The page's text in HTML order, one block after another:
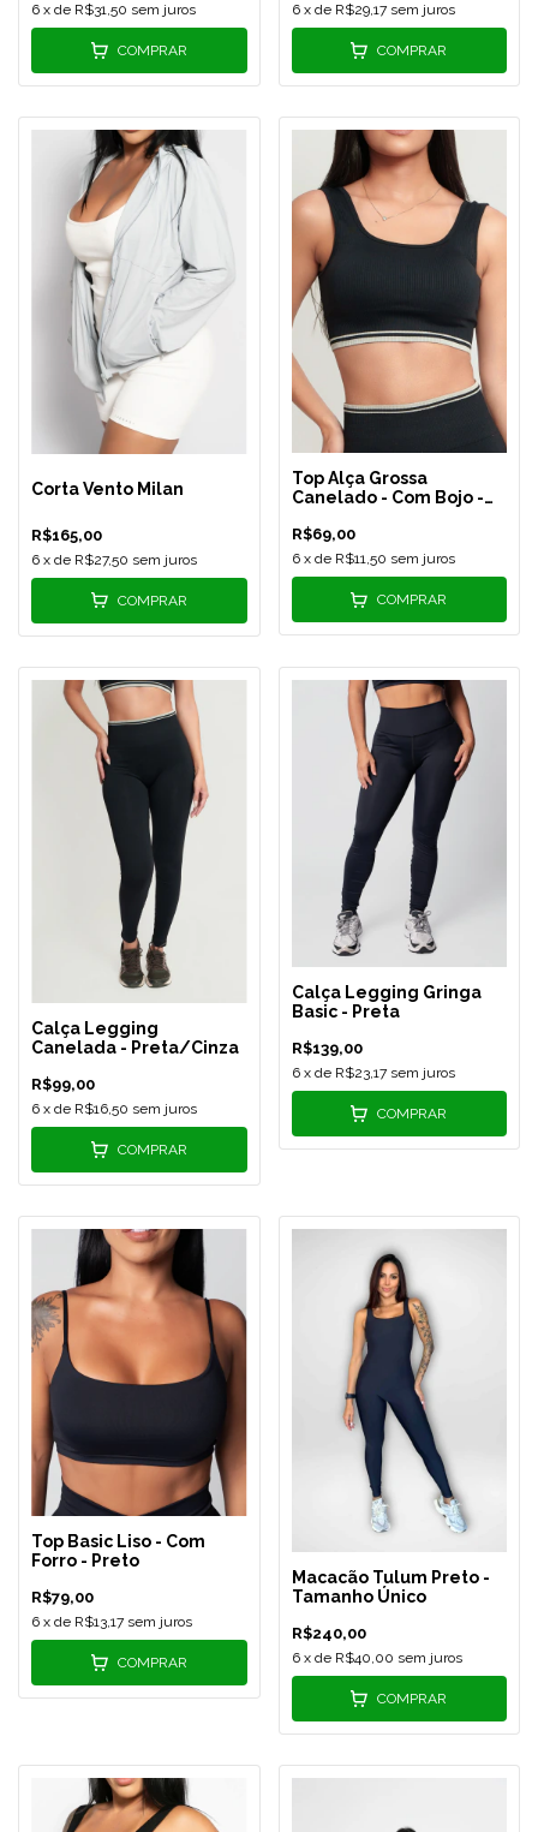
6 x de R$31,50 sem juros
COMPRAR
6 x de R$29,17 sem juros
COMPRAR
Corta Vento Milan
R$165,00
6 x de R$27,50 sem juros
COMPRAR
Top Alça Grossa
Canelado - Com Bojo -
R$69,00
6 x de R$11,50 sem juros
COMPRAR
Calça Legging
Canelada - Preta/Cinza
R$99,00
6 x de R$16,50 sem juros
COMPRAR
Calça Legging Gringa
Basic - Preta
R$139,00
6 x de R$23,17 sem juros
COMPRAR
Top Basic Liso - Com
Forro - Preto
R$79,00
6 x de R$13,17 sem juros
COMPRAR
Macacão Tulum Preto -
Tamanho Único
R$240,00
6 x de R$40,00 sem juros
COMPRAR